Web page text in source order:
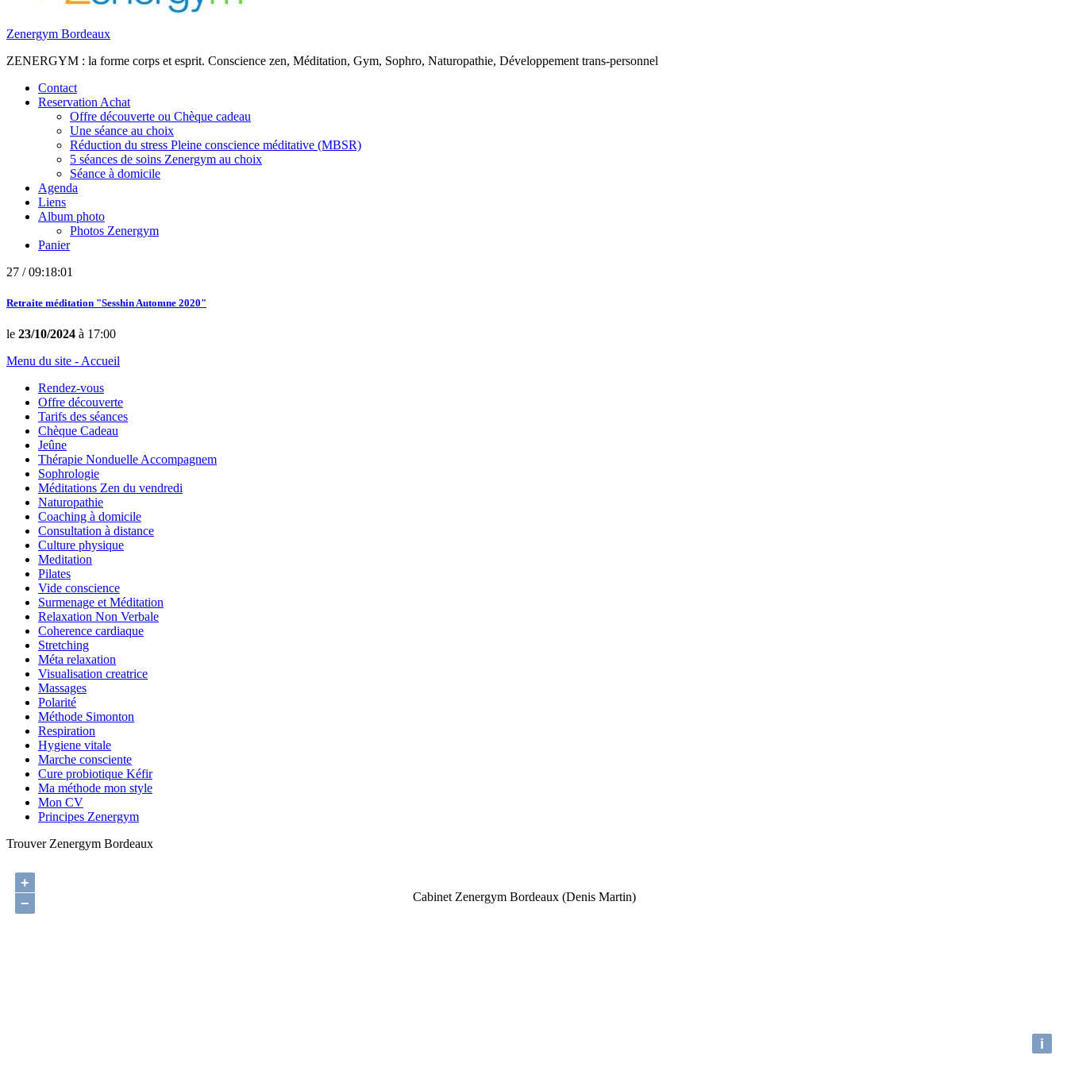
Zenergym Bordeaux
ZENERGYM : la forme corps et esprit. Conscience zen, Méditation, Gym, Sophro, Naturopathie, Développement trans-personnel
Contact
Reservation Achat
Offre découverte ou Chèque cadeau
Une séance au choix
Réduction du stress Pleine conscience méditative (MBSR)
5 séances de soins Zenergym au choix
Séance à domicile
Agenda
Liens
Album photo
Photos Zenergym
Panier
27 / 09:18:01
Retraite méditation "Sesshin Automne 2020"
le 23/10/2024 à 17:00
Menu du site - Accueil
Rendez-vous
Offre découverte
Tarifs des séances
Chèque Cadeau
Jeûne
Thérapie Nonduelle Accompagnem
Sophrologie
Méditations Zen du vendredi
Naturopathie
Coaching à domicile
Consultation à distance
Culture physique
Meditation
Pilates
Vide conscience
Surmenage et Méditation
Relaxation Non Verbale
Coherence cardiaque
Stretching
Méta relaxation
Visualisation creatrice
Massages
Polarité
Méthode Simonton
Respiration
Hygiene vitale
Marche consciente
Cure probiotique Kéfir
Ma méthode mon style
Mon CV
Principes Zenergym
Trouver Zenergym Bordeaux
Cabinet Zenergym Bordeaux (Denis Martin)
+
−
i